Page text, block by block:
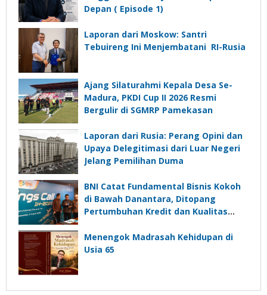
Depan ( Episode 1)
Laporan dari Moskow: Santri
Tebuireng Ini Menjembatani RI-Rusia
Ajang Silaturahmi Kepala Desa Se-
Madura, PKDI Cup II 2026 Resmi
Bergulir di SGMRP Pamekasan
Laporan dari Rusia: Perang Opini dan
Upaya Delegitimasi dari Luar Negeri
Jelang Pemilihan Duma
BNI Catat Fundamental Bisnis Kokoh
di Bawah Danantara, Ditopang
Pertumbuhan Kredit dan Kualitas
Menengok Madrasah Kehidupan di
Usia 65